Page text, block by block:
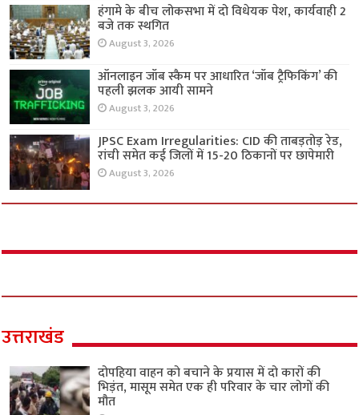
हंगामे के बीच लोकसभा में दो विधेयक पेश, कार्यवाही 2
बजे तक स्थगित
August 3, 2026
ऑनलाइन जॉब स्कैम पर आधारित ‘जॉब ट्रैफिकिंग’ की
पहली झलक आयी सामने
August 3, 2026
JPSC Exam Irregularities: CID की ताबड़तोड़ रेड,
रांची समेत कई जिलों में 15-20 ठिकानों पर छापेमारी
August 3, 2026
उत्तराखंड
दोपहिया वाहन को बचाने के प्रयास में दो कारों की
भिड़ंत, मासूम समेत एक ही परिवार के चार लोगों की
मौत